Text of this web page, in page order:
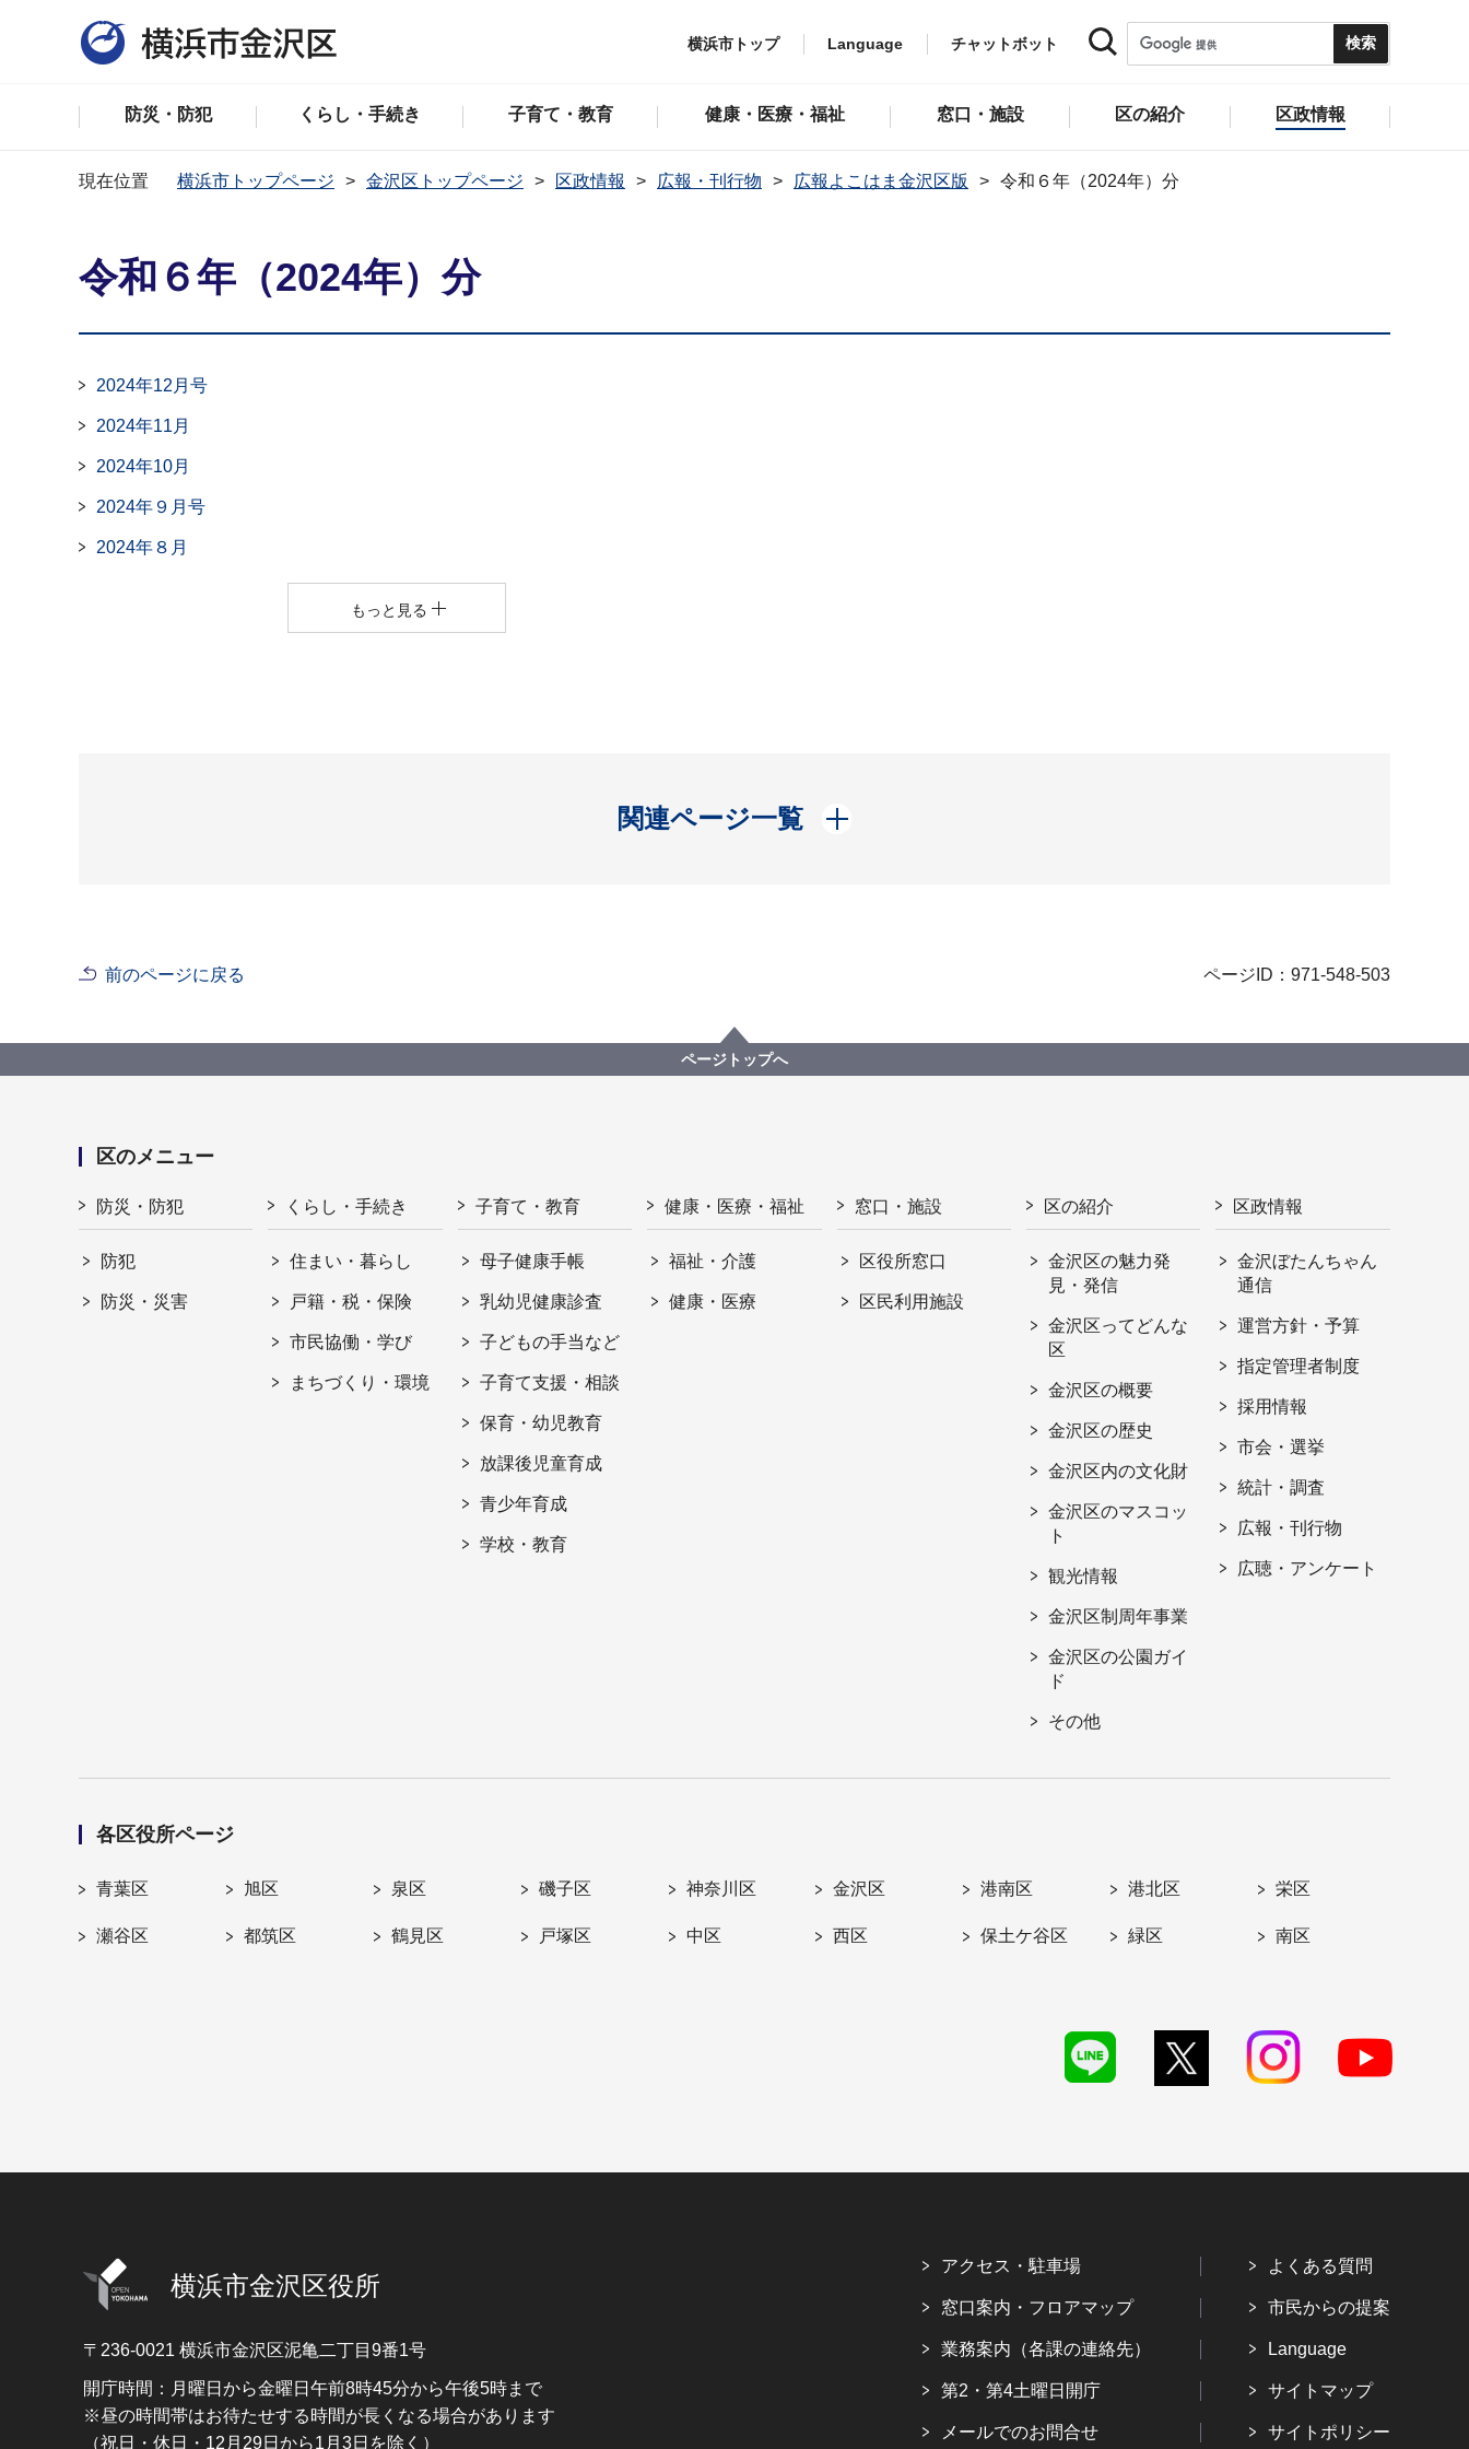
横浜市トップ Language チャットボット
防災・防犯 くらし・手続き 子育て・教育 健康・医療・福祉 窓口・施設 区の紹介 区政情報
現在位置 横浜市トップページ 金沢区トップページ 区政情報 広報・刊行物 広報よこはま金沢区版 令和６年（2024年）分
令和６年（2024年）分
2024年12月号
2024年11月
2024年10月
2024年９月号
2024年８月
もっと見る
関連ページ一覧
開く
前のページに戻る ページID：971-548-503
ページトップへ
区のメニュー
防災・防犯
防犯
防災・災害
くらし・手続き
住まい・暮らし
戸籍・税・保険
市民協働・学び
まちづくり・環境
子育て・教育
母子健康手帳
乳幼児健康診査
子どもの手当など
子育て支援・相談
保育・幼児教育
放課後児童育成
青少年育成
学校・教育
健康・医療・福祉
福祉・介護
健康・医療
窓口・施設
区役所窓口
区民利用施設
区の紹介
金沢区の魅力発
見・発信
金沢区ってどんな
区
金沢区の概要
金沢区の歴史
金沢区内の文化財
金沢区のマスコッ
ト
観光情報
金沢区制周年事業
金沢区の公園ガイ
ド
その他
区政情報
金沢ぼたんちゃん
通信
運営方針・予算
指定管理者制度
採用情報
市会・選挙
統計・調査
広報・刊行物
広聴・アンケート
各区役所ページ
青葉区 旭区 泉区 磯子区 神奈川区 金沢区 港南区 港北区 栄区
瀬谷区 都筑区 鶴見区 戸塚区 中区 西区 保土ケ谷区 緑区 南区
横浜市金沢区役所
〒236-0021 横浜市金沢区泥亀二丁目9番1号
開庁時間：月曜日から金曜日午前8時45分から午後5時まで
※昼の時間帯はお待たせする時間が長くなる場合があります
（祝日・休日・12月29日から1月3日を除く）
アクセス・駐車場
窓口案内・フロアマップ
業務案内（各課の連絡先）
第2・第4土曜日開庁
メールでのお問合せ
よくある質問
市民からの提案
Language
サイトマップ
サイトポリシー